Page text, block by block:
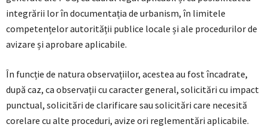
integrării lor în documentația de urbanism, în limitele
competențelor autorității publice locale și ale procedurilor de
avizare și aprobare aplicabile.
În funcție de natura observațiilor, acestea au fost încadrate,
după caz, ca observații cu caracter general, solicitări cu impact
punctual, solicitări de clarificare sau solicitări care necesită
corelare cu alte proceduri, avize ori reglementări aplicabile.